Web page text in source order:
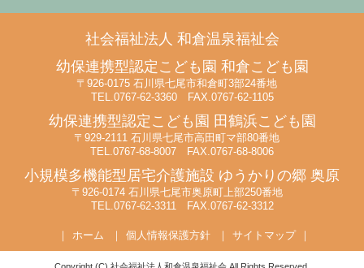
社会福祉法人 和倉温泉福祉会
幼保連携型認定こども園 和倉こども園
〒926-0175 石川県七尾市和倉町3部24番地
TEL.0767-62-3360 FAX.0767-62-1105
幼保連携型認定こども園 田鶴浜こども園
〒929-2111 石川県七尾市高田町マ部80番地
TEL.0767-68-8007 FAX.0767-68-8006
小規模多機能型居宅介護施設 ゆうかりの郷 奥原
〒926-0174 石川県七尾市奥原町上部250番地
TEL.0767-62-3311 FAX.0767-62-3312
ホーム 個人情報保護方針 サイトマップ